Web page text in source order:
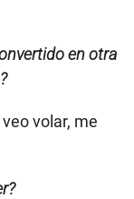
en otra
volar, me